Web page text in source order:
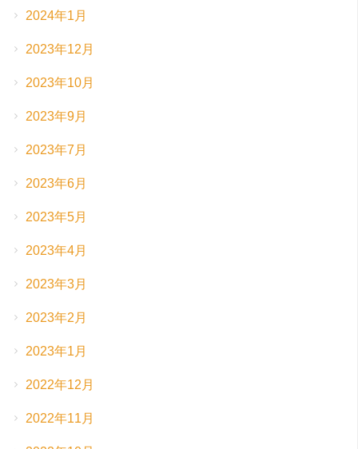
2024年1月
2023年12月
2023年10月
2023年9月
2023年7月
2023年6月
2023年5月
2023年4月
2023年3月
2023年2月
2023年1月
2022年12月
2022年11月